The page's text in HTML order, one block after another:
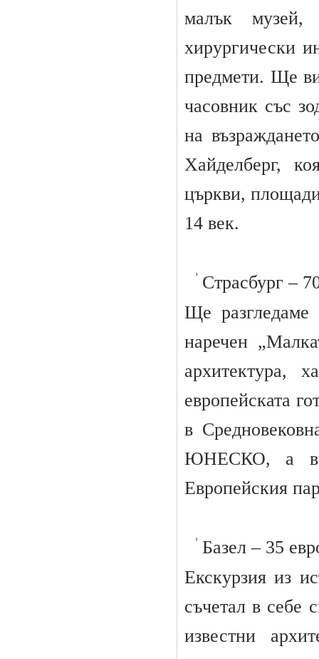
малък музей,
хирургически
предмети. Ще
часовник със
на
Хайделберг,
църкви,
14 век.
Страсбург –
Ще разгледаме
наречен
архитектура,
европейската
в
ЮНЕСКО, а в
Европейския
Базел – 35
Екскурзия из
съчетал в себе
известни